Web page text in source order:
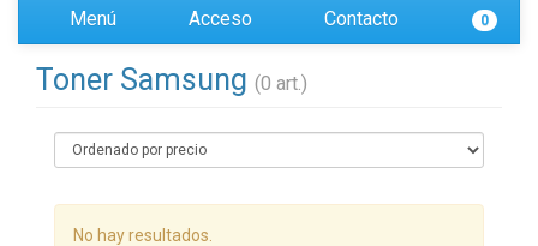
Menú Acceso Contacto 0
Toner Samsung (0 art.)
No hay resultados.